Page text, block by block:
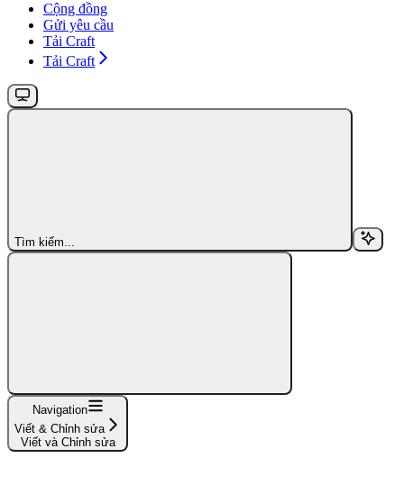
Cộng đồng
Gửi yêu cầu
Tải Craft
Tải Craft
Tìm kiếm...
Navigation
Viết & Chỉnh sửa
Viết và Chỉnh sửa